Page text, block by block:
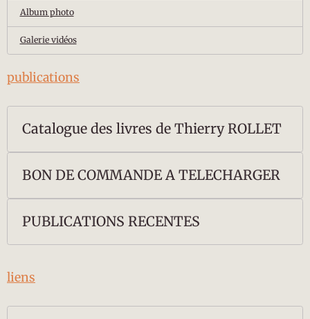
Album photo
Galerie vidéos
publications
Catalogue des livres de Thierry ROLLET
BON DE COMMANDE A TELECHARGER
PUBLICATIONS RECENTES
liens